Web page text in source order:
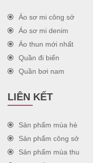
Áo sơ mi công sở
Áo sơ mi denim
Áo thun mới nhất
Quần đi biển
Quần bơi nam
LIÊN KẾT
Sản phẩm mùa hè
Sản phẩm công sở
Sản phẩm mùa thu